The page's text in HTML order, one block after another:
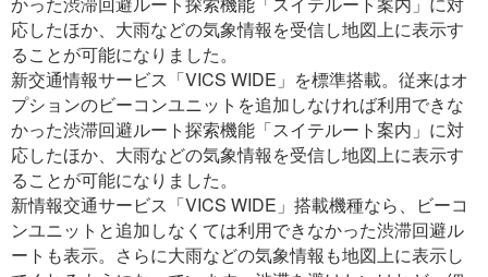
応したほか、大雨などの気象情報を受信し地図上に表示す
ることが可能になりました。
新交通情報サービス「VICS WIDE」を標準搭載。従来はオ
プションのビーコンユニットを追加しなければ利用できな
かった渋滞回避ルート探索機能「スイテルート案内」に対
応したほか、大雨などの気象情報を受信し地図上に表示す
ることが可能になりました。
新情報交通サービス「VICS WIDE」搭載機種なら、ビーコ
ンユニットと追加しなくては利用できなかった渋滞回避ル
ートも表示。さらに大雨などの気象情報も地図上に表示し